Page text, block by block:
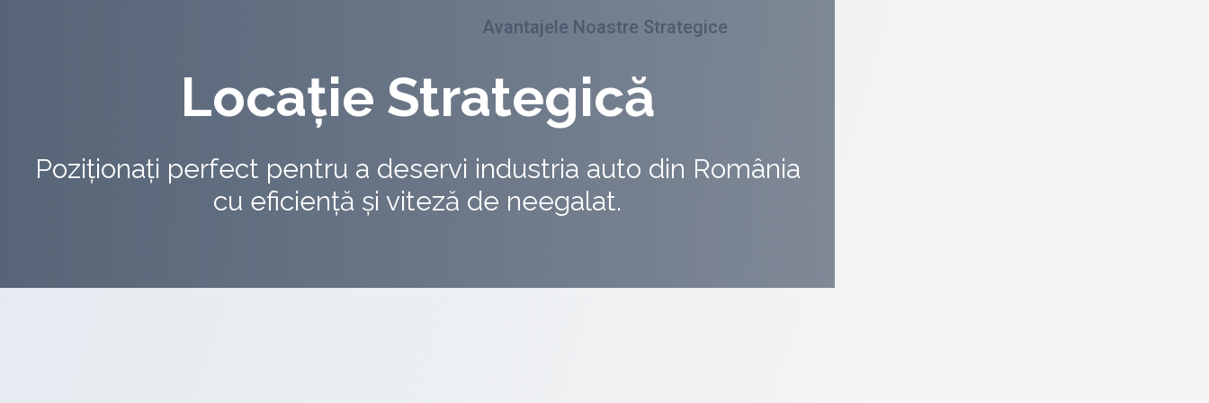
Locație Strategică
Poziționați perfect pentru a deservi industria auto din România
cu eficiență și viteză de neegalat.
Avantajele Noastre Strategice
Proximitatea Fabricii Dacia Acces la Fabrica Ford